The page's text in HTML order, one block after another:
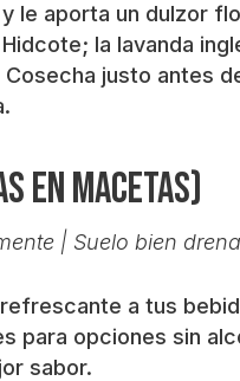
le aporta un dulzor
la lavanda
justo antes
en macetas)
| Suelo bien
a tus
para opciones sin
sabor.